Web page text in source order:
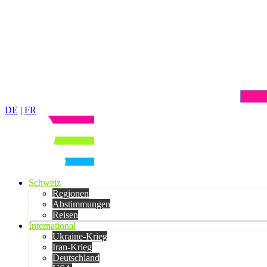
DE | FR
Schweiz
Regionen
Abstimmungen
Reisen
International
Ukraine-Krieg
Iran-Krieg
Deutschland